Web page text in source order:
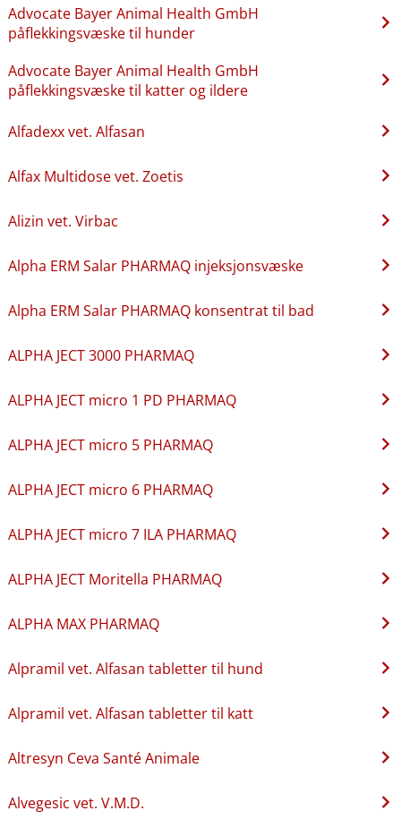
Advocate Bayer Animal Health GmbH
påflekkingsvæske til hunder
Advocate Bayer Animal Health GmbH
påflekkingsvæske til katter og ildere
Alfadexx vet. Alfasan
Alfax Multidose vet. Zoetis
Alizin vet. Virbac
Alpha ERM Salar PHARMAQ injeksjonsvæske
Alpha ERM Salar PHARMAQ konsentrat til bad
ALPHA JECT 3000 PHARMAQ
ALPHA JECT micro 1 PD PHARMAQ
ALPHA JECT micro 5 PHARMAQ
ALPHA JECT micro 6 PHARMAQ
ALPHA JECT micro 7 ILA PHARMAQ
ALPHA JECT Moritella PHARMAQ
ALPHA MAX PHARMAQ
Alpramil vet. Alfasan tabletter til hund
Alpramil vet. Alfasan tabletter til katt
Altresyn Ceva Santé Animale
Alvegesic vet. V.M.D.